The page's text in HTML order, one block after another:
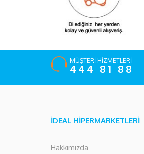
MÜŞTERİ HİZMETLERİ
444 81 88
İDEAL HİPERMARKETLERİ
Hakkımızda